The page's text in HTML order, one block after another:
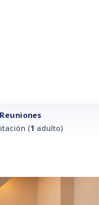
Reuniones
(1 adulto)